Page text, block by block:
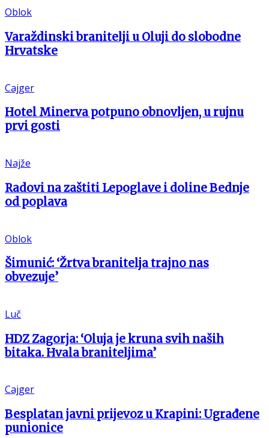
Oblok
Varaždinski branitelji u Oluji do slobodne
Hrvatske
Cajger
Hotel Minerva potpuno obnovljen, u rujnu
prvi gosti
Najže
Radovi na zaštiti Lepoglave i doline Bednje
od poplava
Oblok
Šimunić: ‘Žrtva branitelja trajno nas
obvezuje’
Luč
HDZ Zagorja: ‘Oluja je kruna svih naših
bitaka. Hvala braniteljima’
Cajger
Besplatan javni prijevoz u Krapini: Ugrađene
punionice